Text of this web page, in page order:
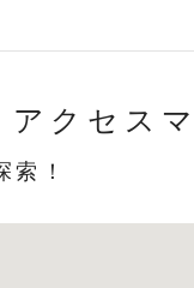
アクセス
索！